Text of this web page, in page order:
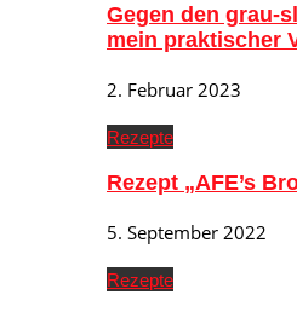
Gegen den grau-
mein praktischer
2. Februar 2023
Rezepte
Rezept „AFE’s
5. September 2022
Rezepte